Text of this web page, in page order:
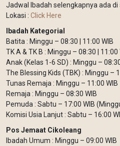
Jadwal Ibadah selengkapnya ada di
Lokasi : Click Here
Ibadah Kategorial
Batita : Minggu – 08:30 | 11:00 WIB
TK A & TK B : Minggu – 08:30 | 11:00
Anak (Kelas 1-6 SD) : Minggu –
The Blessing Kids (TBK) : Minggu –
Tunas Remaja : Minggu – 11:00 WIB
Remaja : Minggu – 08:30 WIB
Pemuda : Sabtu – 17:00 WIB
Komisi Usia Lanjut : Sabtu – 16:00
Pos Jemaat Cikoleang
Ibadah Umum : Minggu – 09:00 WIB